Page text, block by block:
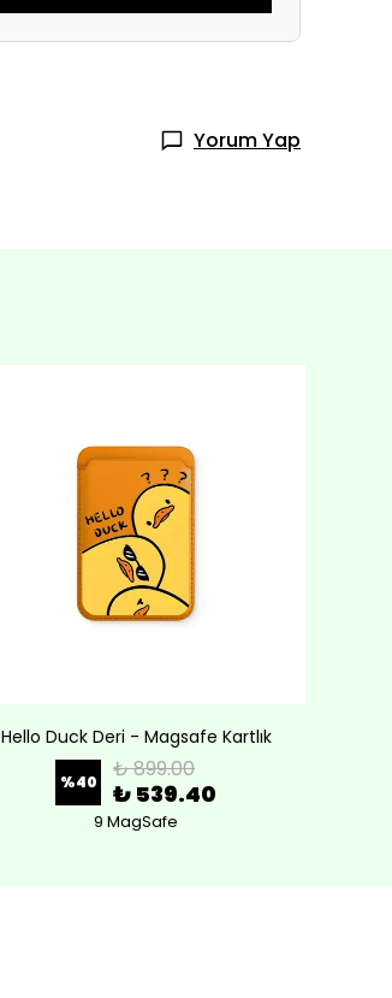
Yorum Yap
Hello Duck Deri - Magsafe Kartlık
%40 ₺ 899.00
₺ 539.40
9 MagSafe